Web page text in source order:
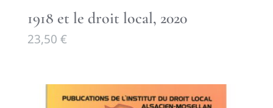
1918 et le droit local, 2020
23,50 €